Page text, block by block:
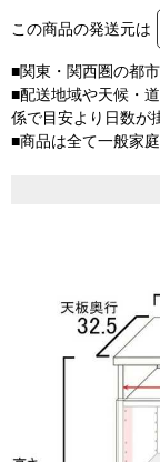
この商品の発送元は
■関東・関西圏の都
■配送地域や天候・
係で目安より日数が
■商品は全て一般家